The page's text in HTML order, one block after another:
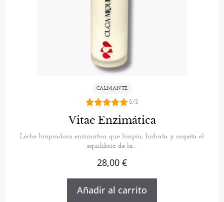
CALMANTE
5.00
de 5
5/5
Vitae Enzimática
Leche limpiadora enzimática que limpia, hidrata y respeta el
equilibrio de la…
28,00 €
Añadir al carrito